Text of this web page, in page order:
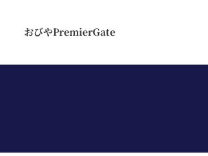
おびやPremierGate